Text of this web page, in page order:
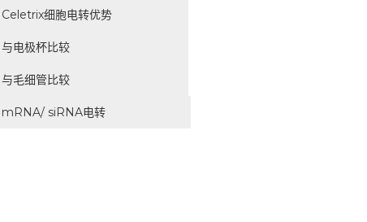
Celetrix细胞电转优势
与电极杯比较
与毛细管比较
mRNA/ siRNA电转